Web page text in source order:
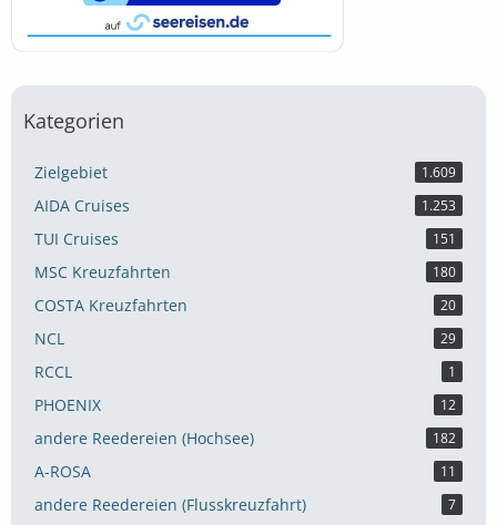
Kategorien
Zielgebiet 1.609
AIDA Cruises 1.253
TUI Cruises 151
MSC Kreuzfahrten 180
COSTA Kreuzfahrten 20
NCL 29
RCCL 1
PHOENIX 12
andere Reedereien (Hochsee) 182
A-ROSA 11
andere Reedereien (Flusskreuzfahrt) 7